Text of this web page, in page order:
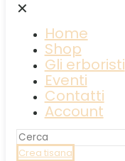
✕
Home
Shop
Gli erboristi
Eventi
Contatti
Account
Crea tisana